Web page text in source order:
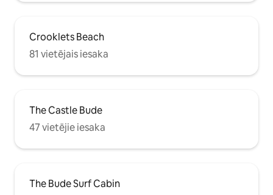
Crooklets Beach
81 vietējais iesaka
The Castle Bude
47 vietējie iesaka
The Bude Surf Cabin